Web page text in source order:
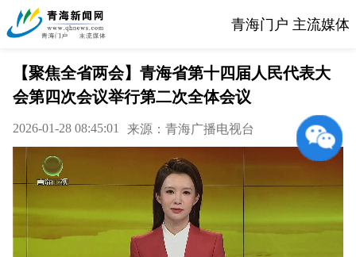
青海门户 主流媒体
【聚焦全省两会】青海省第十四届人民代表大
会第四次会议举行第二次全体会议
2026-01-28 08:45:01 来源：青海广播电视台